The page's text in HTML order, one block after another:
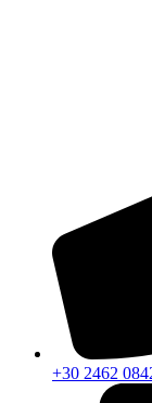
+30 2462